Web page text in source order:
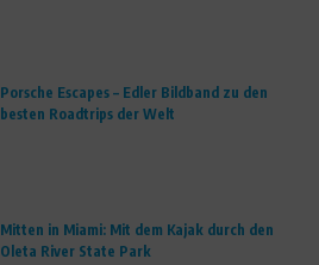
Porsche Escapes – Edler Bildband zu den
besten Roadtrips der Welt
Mitten in Miami: Mit dem Kajak durch den
Oleta River State Park